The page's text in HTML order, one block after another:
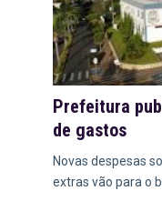
Prefeitura
de gastos
Novas despesas
extras vão para o